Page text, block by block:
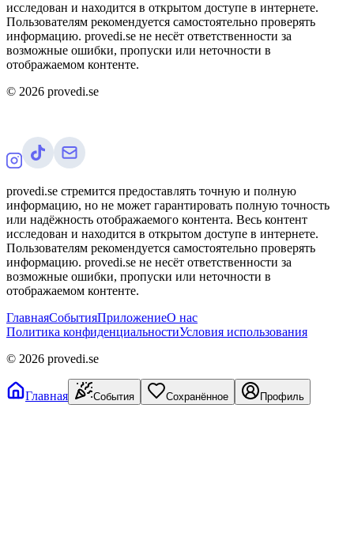
исследован и находится в открытом доступе в интернете.
Пользователям рекомендуется самостоятельно проверять
информацию. provedi.se не несёт ответственности за
возможные ошибки, пропуски или неточности в
отображаемом контенте.
© 2026 provedi.se
provedi.se стремится предоставлять точную и полную
информацию, но не может гарантировать полную точность
или надёжность отображаемого контента. Весь контент
исследован и находится в открытом доступе в интернете.
Пользователям рекомендуется самостоятельно проверять
информацию. provedi.se не несёт ответственности за
возможные ошибки, пропуски или неточности в
отображаемом контенте.
ГлавнаяСобытияПриложениеО нас
Политика конфиденциальностиУсловия использования
© 2026 provedi.se
Главная События Сохранённое Профиль